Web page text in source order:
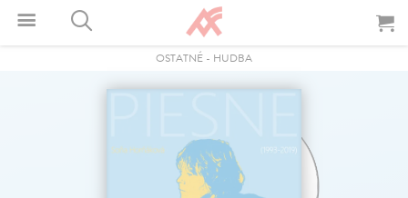
OSTATNÉ - HUDBA